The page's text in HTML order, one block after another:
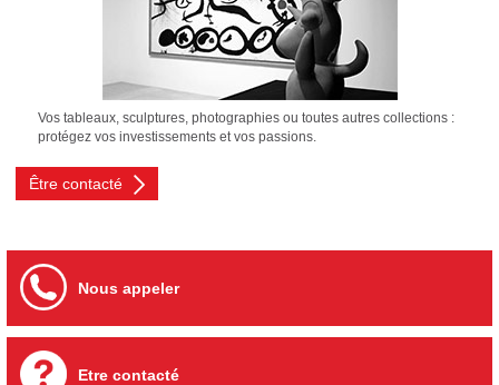
Vos tableaux, sculptures, photographies ou toutes autres collections :
protégez vos investissements et vos passions.
Être contacté
Nous appeler
Etre contacté